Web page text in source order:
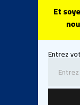
Et
Entrez